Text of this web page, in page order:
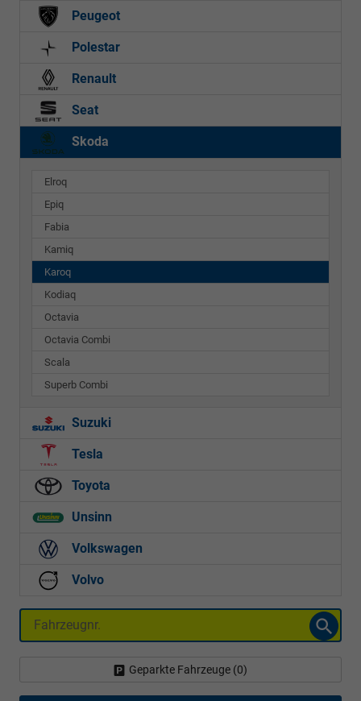
Peugeot
Polestar
Renault
Seat
Skoda
Elroq
Epiq
Fabia
Kamiq
Karoq
Kodiaq
Octavia
Octavia Combi
Scala
Superb Combi
Suzuki
Tesla
Toyota
Unsinn
Volkswagen
Volvo
Fahrzeugnr.
Geparkte Fahrzeuge (0)